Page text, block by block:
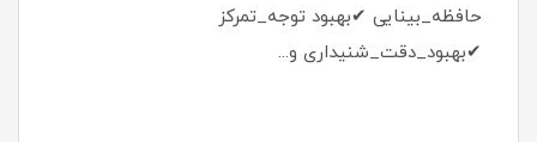
حافظه_بینایی ✔بهبود توجه_تمرکز
✔بهبود_دقت_شنیداری و...